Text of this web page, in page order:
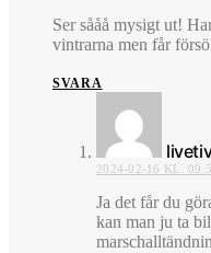
Ser sååå mysigt ut!
vintrarna men får
SVARA
2024-02-16 KL.
Ja det får du
kan man ju ta